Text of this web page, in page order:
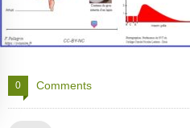
0 Comments